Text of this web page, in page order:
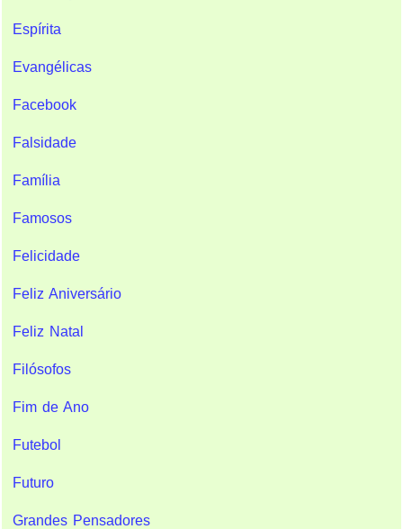
Espírita
Evangélicas
Facebook
Falsidade
Família
Famosos
Felicidade
Feliz Aniversário
Feliz Natal
Filósofos
Fim de Ano
Futebol
Futuro
Grandes Pensadores